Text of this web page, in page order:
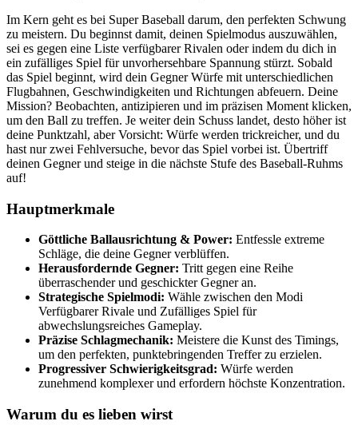
Im Kern geht es bei Super Baseball darum, den perfekten Schwung
zu meistern. Du beginnst damit, deinen Spielmodus auszuwählen,
sei es gegen eine Liste verfügbarer Rivalen oder indem du dich in
ein zufälliges Spiel für unvorhersehbare Spannung stürzt. Sobald
das Spiel beginnt, wird dein Gegner Würfe mit unterschiedlichen
Flugbahnen, Geschwindigkeiten und Richtungen abfeuern. Deine
Mission? Beobachten, antizipieren und im präzisen Moment klicken,
um den Ball zu treffen. Je weiter dein Schuss landet, desto höher ist
deine Punktzahl, aber Vorsicht: Würfe werden trickreicher, und du
hast nur zwei Fehlversuche, bevor das Spiel vorbei ist. Übertriff
deinen Gegner und steige in die nächste Stufe des Baseball-Ruhms
auf!
Hauptmerkmale
Göttliche Ballausrichtung & Power: Entfessle extreme
Schläge, die deine Gegner verblüffen.
Herausfordernde Gegner: Tritt gegen eine Reihe
überraschender und geschickter Gegner an.
Strategische Spielmodi: Wähle zwischen den Modi
Verfügbarer Rivale und Zufälliges Spiel für
abwechslungsreiches Gameplay.
Präzise Schlagmechanik: Meistere die Kunst des Timings,
um den perfekten, punktebringenden Treffer zu erzielen.
Progressiver Schwierigkeitsgrad: Würfe werden
zunehmend komplexer und erfordern höchste Konzentration.
Warum du es lieben wirst